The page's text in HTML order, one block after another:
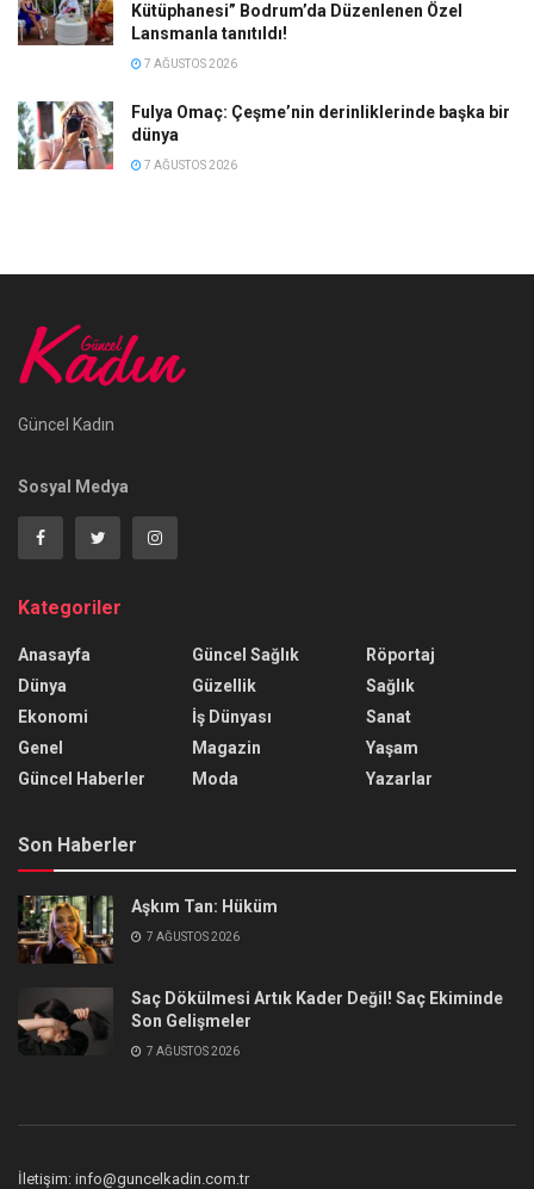
Kütüphanesi” Bodrum’da Düzenlenen Özel
Lansmanla tanıtıldı!
7 AĞUSTOS 2026
Fulya Omaç: Çeşme’nin derinliklerinde başka bir
dünya
7 AĞUSTOS 2026
Güncel Kadın
Sosyal Medya
Kategoriler
Anasayfa
Dünya
Ekonomi
Genel
Güncel Haberler
Güncel Sağlık
Güzellik
İş Dünyası
Magazin
Moda
Röportaj
Sağlık
Sanat
Yaşam
Yazarlar
Son Haberler
Aşkım Tan: Hüküm
7 AĞUSTOS 2026
Saç Dökülmesi Artık Kader Değil! Saç Ekiminde
Son Gelişmeler
7 AĞUSTOS 2026
İletişim: info@guncelkadin.com.tr